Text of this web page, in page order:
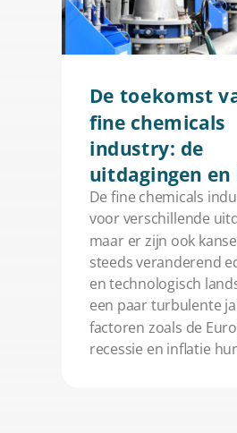
De toekomst
fine chemicals
industry: de
uitdagingen en
De fine chemicals
voor verschillende
maar er zijn ook
steeds veranderend
en technologisch
een paar turbulente
factoren zoals de
recessie en inflatie